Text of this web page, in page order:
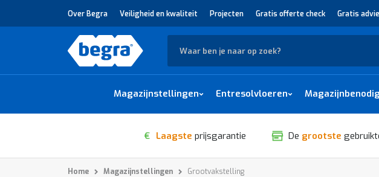
Over Begra Veiligheid en kwaliteit Projecten Gratis offerte check Gratis
Zoek
Magazijnstellingen Entresolvloeren
€ Laagste prijsgarantie De grootste
Home Magazijnstellingen Grootvakstelling